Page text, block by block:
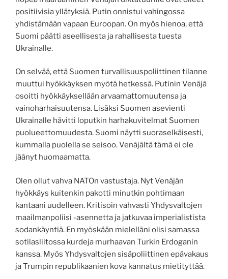
positiivisia yllätyksiä. Putin onnistui vahingossa
yhdistämään vapaan Euroopan. On myös hienoa, että
Suomi päätti aseellisesta ja rahallisesta tuesta
Ukrainalle.
On selvää, että Suomen turvallisuuspoliittinen tilanne
muuttui hyökkäyksen myötä hetkessä. Putinin Venäjä
osoitti hyökkäyksellään arvaamattomuutensa ja
vainoharhaisuutensa. Lisäksi Suomen asevienti
Ukrainalle hävitti loputkin harhakuvitelmat Suomen
puolueettomuudesta. Suomi näytti suoraselkäisesti,
kummalla puolella se seisoo. Venäjältä tämä ei ole
jäänyt huomaamatta.
Olen ollut vahva NATOn vastustaja. Nyt Venäjän
hyökkäys kuitenkin pakotti minutkin pohtimaan
kantaani uudelleen. Kritisoin vahvasti Yhdysvaltojen
maailmanpoliisi -asennetta ja jatkuvaa imperialistista
sodankäyntiä. En myöskään mielelläni olisi samassa
sotilasliitossa kurdeja murhaavan Turkin Erdoganin
kanssa. Myös Yhdysvaltojen sisäpoliittinen epävakaus
ja Trumpin republikaanien kova kannatus mietityttää.